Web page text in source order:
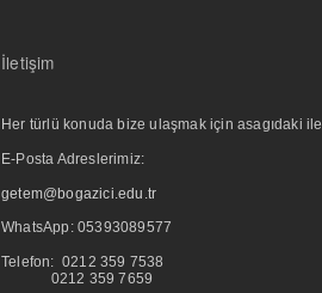
İletişim
Her türlü konuda bize ulaşmak için asagıdaki
E-Posta Adreslerimiz:
getem@bogazici.edu.tr
WhatsApp: 05393089577
Telefon: 0212 359 7538
0212 359 7659